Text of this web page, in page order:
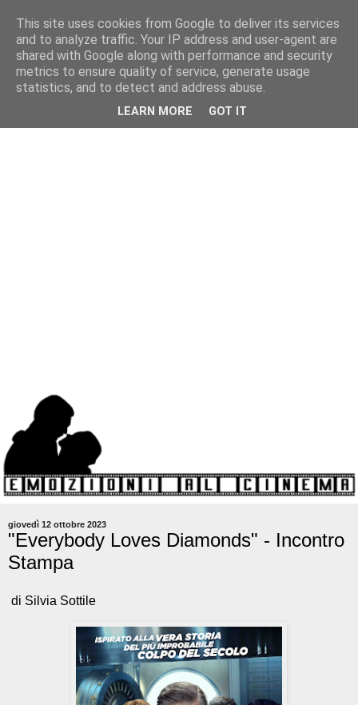
giovedì 12 ottobre 2023
"Everybody Loves Diamonds" - Incontro
Stampa
di Silvia Sottile
This site uses cookies from Google to deliver its services
and to analyze traffic. Your IP address and user-agent are
shared with Google along with performance and security
metrics to ensure quality of service, generate usage
statistics, and to detect and address abuse.
LEARN MORE GOT IT